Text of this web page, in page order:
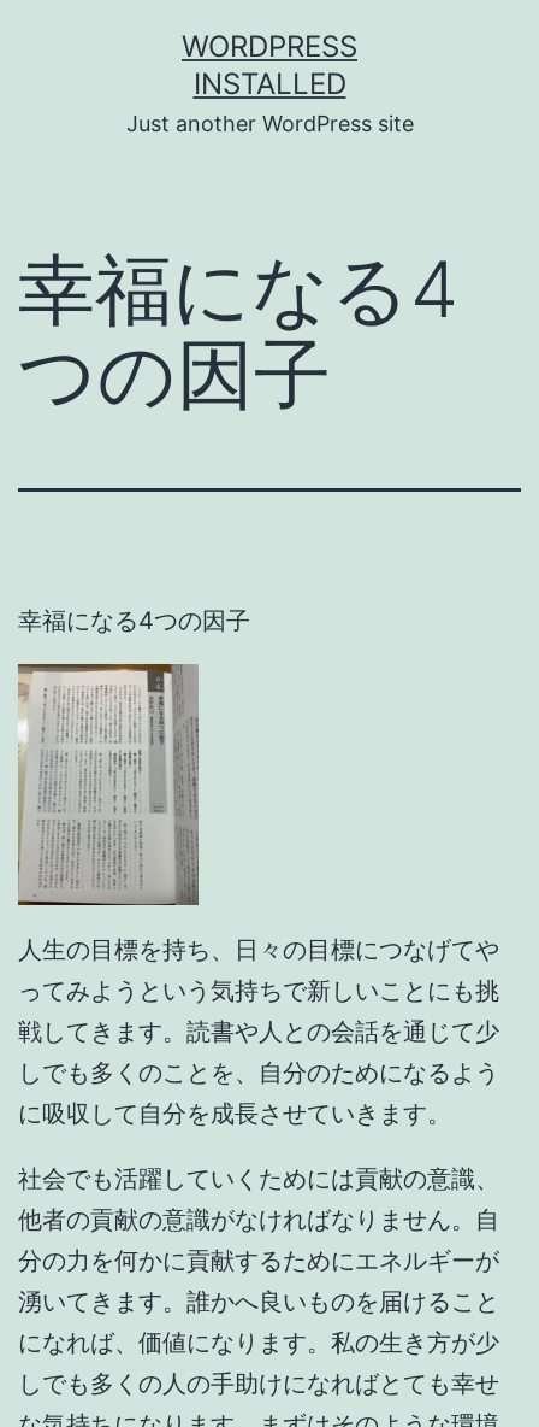
WORDPRESS
INSTALLED
Just another WordPress site
幸福になる4
つの因子
幸福になる4つの因子
人生の目標を持ち、日々の目標につなげてや
ってみようという気持ちで新しいことにも挑
戦してきます。読書や人との会話を通じて少
しでも多くのことを、自分のためになるよう
に吸収して自分を成長させていきます。
社会でも活躍していくためには貢献の意識、
他者の貢献の意識がなければなりません。自
分の力を何かに貢献するためにエネルギーが
湧いてきます。誰かへ良いものを届けること
になれば、価値になります。私の生き方が少
しでも多くの人の手助けになればとても幸せ